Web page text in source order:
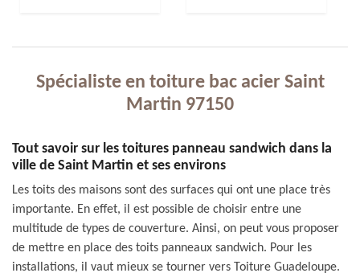
Spécialiste en toiture bac acier Saint
Martin 97150
Tout savoir sur les toitures panneau sandwich dans la
ville de Saint Martin et ses environs
Les toits des maisons sont des surfaces qui ont une place très
importante. En effet, il est possible de choisir entre une
multitude de types de couverture. Ainsi, on peut vous proposer
de mettre en place des toits panneaux sandwich. Pour les
installations, il vaut mieux se tourner vers Toiture Guadeloupe.